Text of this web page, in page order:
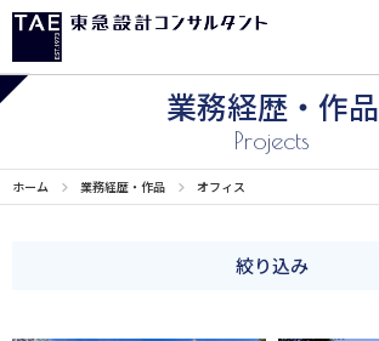
業務経歴・作品
Projects
ホーム 業務経歴・作品 オフィス
絞り込み